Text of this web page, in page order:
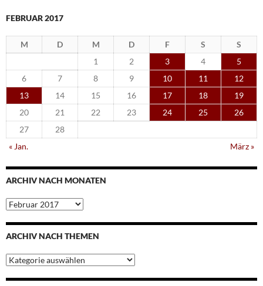
FEBRUAR 2017
M D M D F S
S
1
2 3 4
5
6
7 8 9 10 11
12
13
14 15 16 17 18
19
20
21 22 23 24 25
26
27
28
« Jan.
März »
ARCHIV NACH MONATEN
Archiv
nach
Monaten
ARCHIV NACH THEMEN
Archiv
nach
Themen